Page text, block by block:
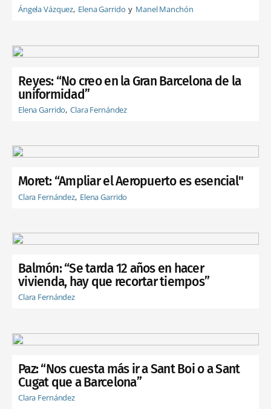
Ángela Vázquez Elena Garrido Manel Manchón
Reyes: “No creo en la Gran Barcelona de la
uniformidad”
Elena Garrido Clara Fernández
Moret: “Ampliar el Aeropuerto es esencial"
Clara Fernández Elena Garrido
Balmón: “Se tarda 12 años en hacer
vivienda, hay que recortar tiempos”
Clara Fernández
Paz: “Nos cuesta más ir a Sant Boi o a Sant
Cugat que a Barcelona”
Clara Fernández